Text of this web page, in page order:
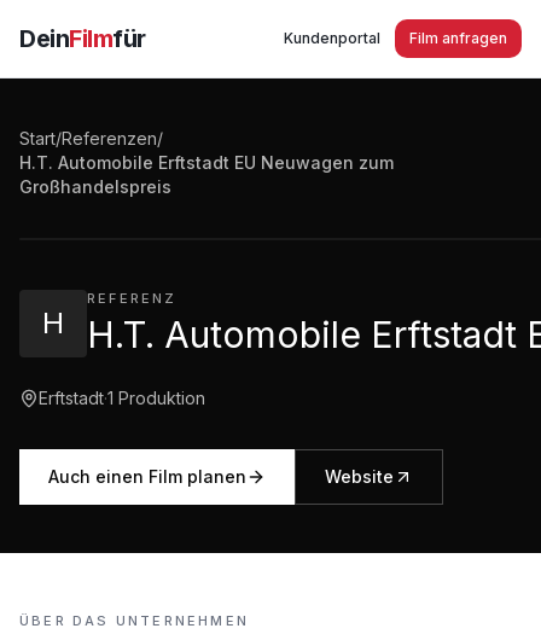
DeinFilmfür Kundenportal Film anfragen
Start/Referenzen/
H.T. Automobile Erftstadt EU Neuwagen zum
Großhandelspreis
H
REFERENZ
H.T. Automobile Erftstadt
Erftstadt·1 Produktion
Auch einen Film planen Website
H.T. Automobile Erftstadt EU Neuwagen zum
ÜBER DAS UNTERNEHMEN